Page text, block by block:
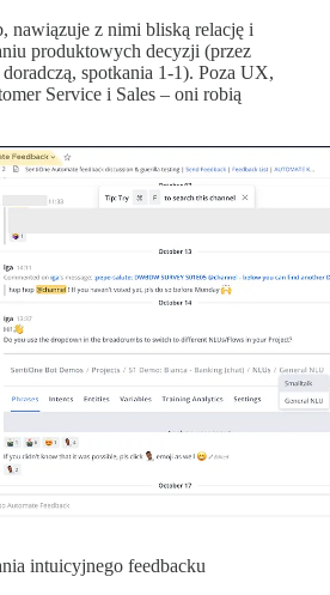
nawiązuje z nimi bliską relację i
produktowych decyzji (przez
spotkania 1-1). Poza UX,
Service i Sales – oni robią
intuicyjnego feedbacku